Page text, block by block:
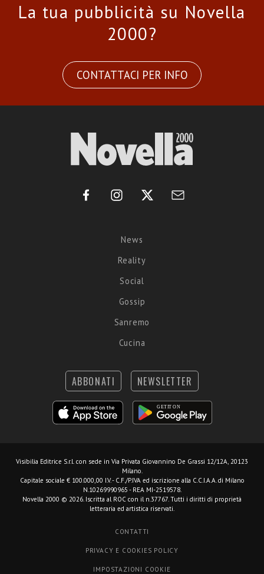
La tua pubblicità su Novella
2000?
CONTATTACI PER INFO
News
Reality
Social
Gossip
Sanremo
Cucina
ABBONATI NEWSLETTER
Visibilia Editrice S.r.l. con sede in Via Privata Giovannino De Grassi 12/12A, 20123
Milano.
Capitale sociale € 100.000,00 I.V. - C.F./P.IVA ed iscrizione alla C.C.I.A.A. di Milano
N.10269990965 - REA MI-2519578.
Novella 2000 © 2026. Iscritta al ROC con il n.37767. Tutti i diritti di proprietà
letteraria ed artistica riservati.
CONTATTI
PRIVACY E COOKIES POLICY
IMPOSTAZIONI COOKIE